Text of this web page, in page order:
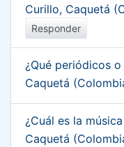
Curillo, Caquetá
Responder
¿Qué periódicos
Caquetá
¿Cuál es la
Caquetá